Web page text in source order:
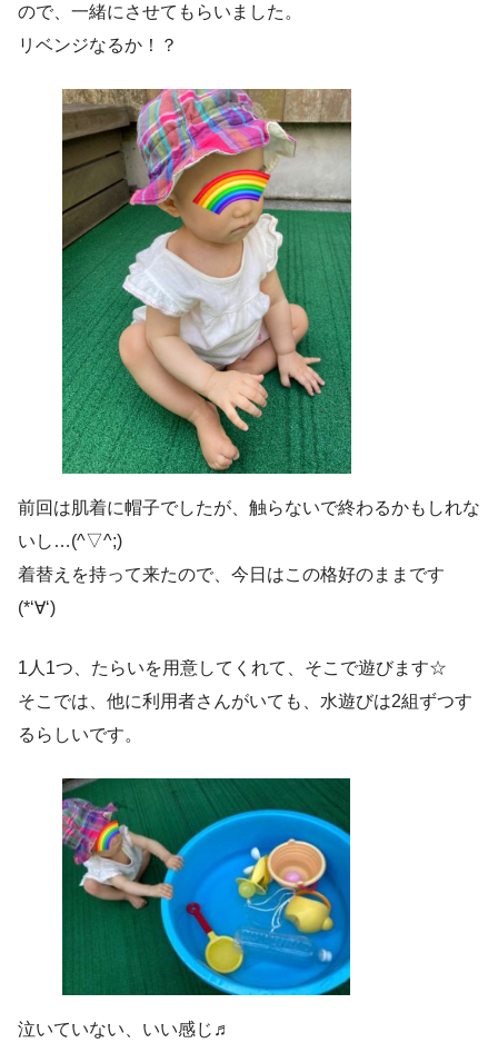
ので、一緒にさせてもらいました。
リベンジなるか！？
前回は肌着に帽子でしたが、触らないで終わるかもしれな
いし…(^▽^;)
着替えを持って来たので、今日はこの格好のままです
(*‘∀‘)
1人1つ、たらいを用意してくれて、そこで遊びます☆
そこでは、他に利用者さんがいても、水遊びは2組ずつす
るらしいです。
泣いていない、いい感じ♬